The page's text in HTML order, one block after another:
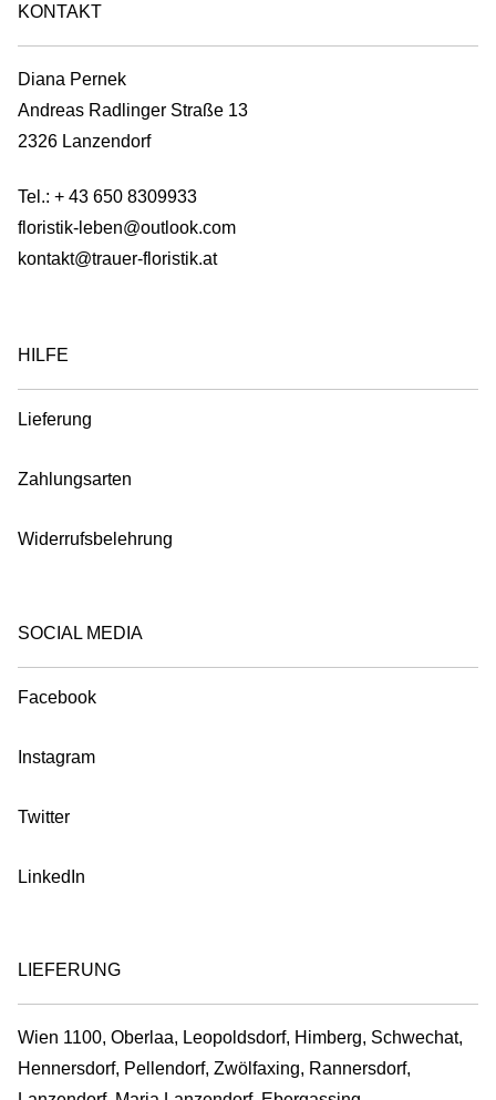
KONTAKT
Diana Pernek
Andreas Radlinger Straße 13
2326 Lanzendorf
Tel.: + 43 650 8309933
floristik-leben@outlook.com
kontakt@trauer-floristik.at
HILFE
Lieferung
Zahlungsarten
Widerrufsbelehrung
SOCIAL MEDIA
Facebook
Instagram
Twitter
LinkedIn
LIEFERUNG
Wien 1100, Oberlaa, Leopoldsdorf, Himberg, Schwechat,
Hennersdorf, Pellendorf, Zwölfaxing, Rannersdorf,